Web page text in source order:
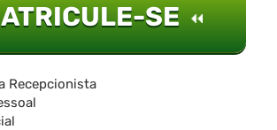
SE
Recepcionista